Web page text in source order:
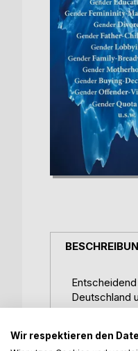
Deutschland
Empathie
Gender-
Wir respektieren den